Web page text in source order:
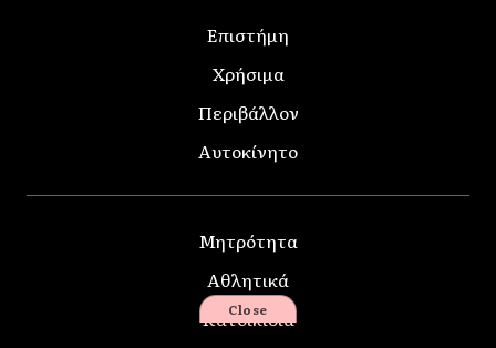
Επιστήμη
Χρήσιμα
Περιβάλλον
Αυτοκίνητο
Μητρότητα
Αθλητικά
Κατοικίδια
Close